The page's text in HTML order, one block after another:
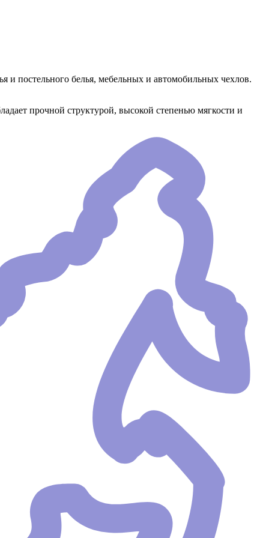
и постельного белья, мебельных и автомобильных чехлов.
прочной структурой, высокой степенью мягкости и